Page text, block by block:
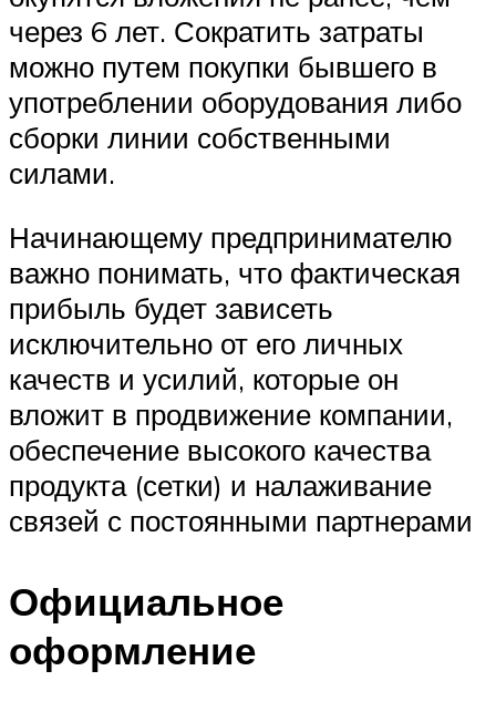
через 6 лет. Сократить затраты
можно путем покупки бывшего в
употреблении оборудования либо
сборки линии собственными
силами.
Начинающему предпринимателю
важно понимать, что фактическая
прибыль будет зависеть
исключительно от его личных
качеств и усилий, которые он
вложит в продвижение компании,
обеспечение высокого качества
продукта (сетки) и налаживание
связей с постоянными партнерами
Официальное
оформление